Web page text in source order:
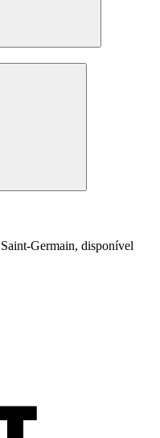
Germain, disponível